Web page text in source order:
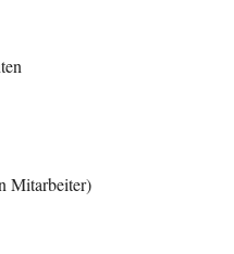
Mitarbeiter)